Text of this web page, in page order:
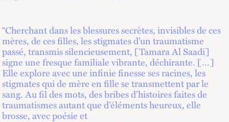
“Cherchant dans les blessures secrètes, invisibles de ces
mères, de ces filles, les stigmates d’un traumatisme
passé, transmis silencieusement, [Tamara Al Saadi]
signe une fresque familiale vibrante, déchirante. […]
Elle explore avec une infinie finesse ses racines, les
stigmates qui de mère en fille se transmettent par le
sang. Au fil des mots, des bribes d’histoires faites de
traumatismes autant que d’éléments heureux, elle
brosse, avec poésie et